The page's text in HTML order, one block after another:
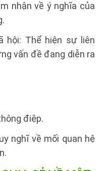
nhận về ý nghĩa của
hội: Thể hiện sự liên
vấn đề đang diễn ra
điệp.
nghĩ về mối quan hệ